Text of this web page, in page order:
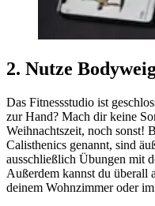
2. Nutze
Das Fitnessstudio ist
zur Hand? Mach dir keine
Weihnachtszeit, noch sonst!
Calisthenics genannt, sind
ausschließlich Übungen mit
Außerdem kannst du überall
deinem Wohnzimmer oder